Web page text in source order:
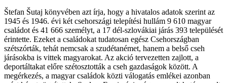
Štefan Šutaj könyvében azt írja, hogy a hivatalos adatok szerint az
1945 és 1946. évi két csehországi telepítési hullám 9 610 magyar
családot és 41 666 személyt, a 17 dél-szlovákiai járás 393 települését
érintette. Ezeket a családokat tudatosan egész Csehországban
szétszórták, tehát nemcsak a szudétanémet, hanem a belső cseh
járásokba is vittek magyarokat. Az akció tervezetten zajlott, a
deportáltakat előre szétosztották a cseh gazdaságok között. A
megérkezés, a magyar családok közti válogatás emlékei azonban